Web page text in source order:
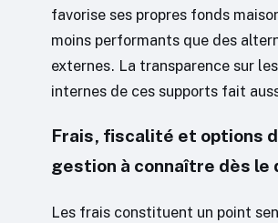
favorise ses propres fonds
moins performants que des
externes. La transparence sur
internes de ces supports fait
Frais, fiscalité et options
gestion à connaître dès le
Les frais constituent un point